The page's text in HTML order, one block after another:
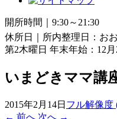
開所時間｜9:30～21:30
休所日｜所内整理日：お
第2木曜日 年末年始：12
いまどきママ講
2015年2月14日 フル解像度
← 前へ 次へ →